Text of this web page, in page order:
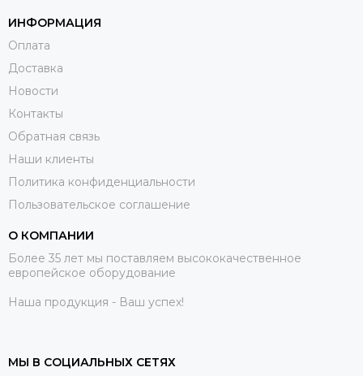
ИНФОРМАЦИЯ
Оплата
Доставка
Новости
Контакты
Обратная связь
Наши клиенты
Политика конфиденциальности
Пользовательское соглашение
О КОМПАНИИ
Более 35 лет мы поставляем высококачественное
европейское оборудование
Наша продукция - Ваш успех!
МЫ В СОЦИАЛЬНЫХ СЕТЯХ